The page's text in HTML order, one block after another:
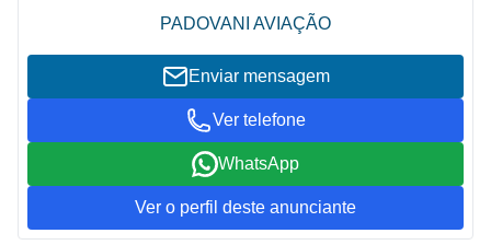
PADOVANI AVIAÇÃO
Enviar mensagem
Ver telefone
WhatsApp
Ver o perfil deste anunciante